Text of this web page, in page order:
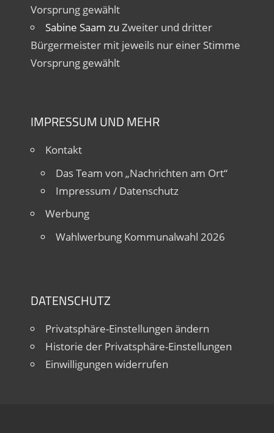
Vorsprung gewählt
Sabine Saam zu Zweiter und dritter
Bürgermeister mit jeweils nur einer Stimme
Vorsprung gewählt
IMPRESSUM UND MEHR
Kontakt
Das Team von „Nachrichten am Ort“
Impressum / Datenschutz
Werbung
Wahlwerbung Kommunalwahl 2026
DATENSCHUTZ
Privatsphäre-Einstellungen ändern
Historie der Privatsphäre-Einstellungen
Einwilligungen widerrufen